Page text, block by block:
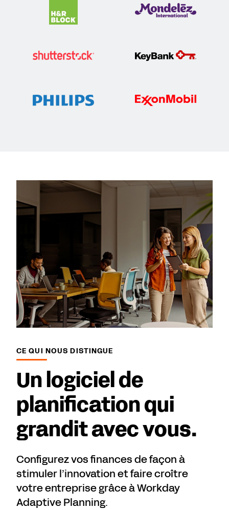
CE QUI NOUS DISTINGUE
Un logiciel de
planification qui
grandit avec vous.
Configurez vos finances de façon à
stimuler l’innovation et faire croître
votre entreprise grâce à Workday
Adaptive Planning.